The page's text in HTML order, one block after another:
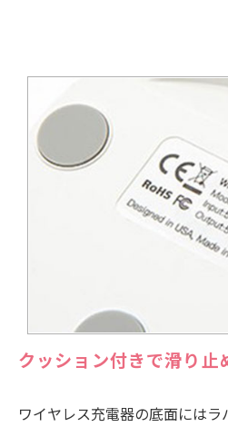
クッション付きで滑り止
ワイヤレス充電器の底面には